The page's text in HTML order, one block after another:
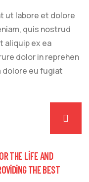
ut labore et dolore
quis nostrud
aliquip ex ea
dolor in reprehen
dolore eu fugiat
THE LIFE AND
THE BEST